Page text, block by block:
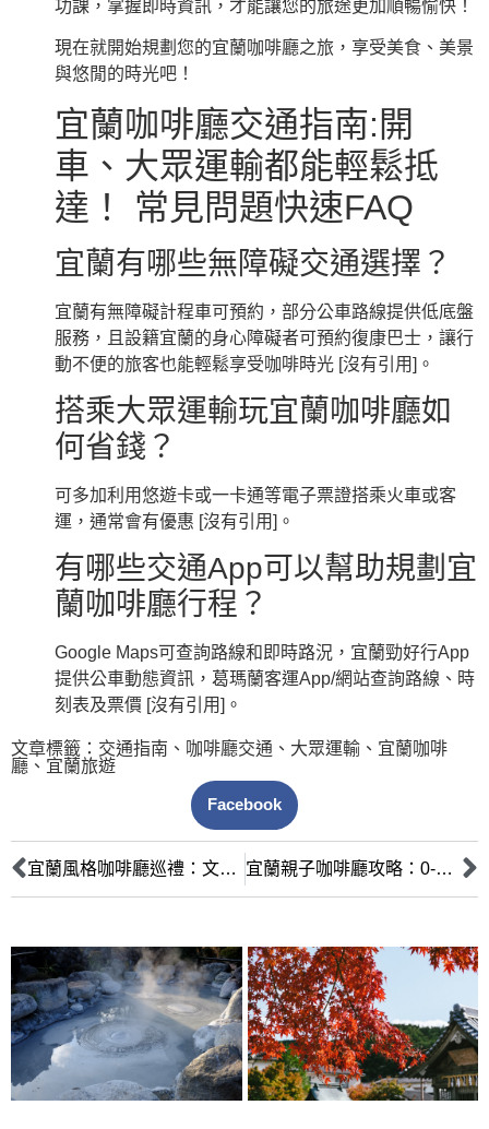
功課，掌握即時資訊，才能讓您的旅途更加順暢愉快！
現在就開始規劃您的宜蘭咖啡廳之旅，享受美食、美景
與悠閒的時光吧！
宜蘭咖啡廳交通指南:開
車、大眾運輸都能輕鬆抵
達！ 常見問題快速FAQ
宜蘭有哪些無障礙交通選擇？
宜蘭有無障礙計程車可預約，部分公車路線提供低底盤
服務，且設籍宜蘭的身心障礙者可預約復康巴士，讓行
動不便的旅客也能輕鬆享受咖啡時光 [沒有引用]。
搭乘大眾運輸玩宜蘭咖啡廳如
何省錢？
可多加利用悠遊卡或一卡通等電子票證搭乘火車或客
運，通常會有優惠 [沒有引用]。
有哪些交通App可以幫助規劃宜
蘭咖啡廳行程？
Google Maps可查詢路線和即時路況，宜蘭勁好行App
提供公車動態資訊，葛瑪蘭客運App/網站查詢路線、時
刻表及票價 [沒有引用]。
文章標籤： 交通指南 、 咖啡廳交通 、 大眾運輸 、 宜蘭咖啡
廳 、 宜蘭旅遊
Facebook
宜蘭風格咖啡廳巡禮：文青老宅、海景咖啡，品味獨特宜蘭咖啡香 宜蘭親子咖啡廳攻略：0-6歲爸媽必收！放電、美食、安心一次滿足